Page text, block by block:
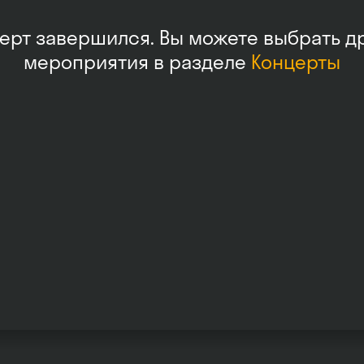
завершился. Вы можете выбрать
мероприятия в разделе Концерты